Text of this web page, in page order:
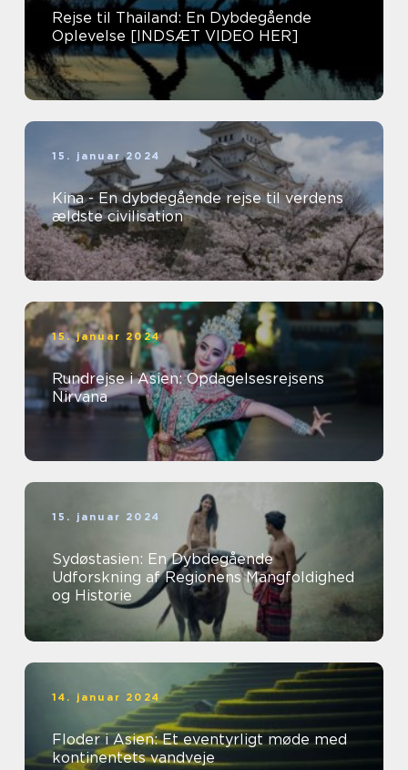
Rejse til Thailand: En Dybdegående
Oplevelse [INDSÆT VIDEO HER]
15. januar 2024
Kina - En dybdegående rejse til verdens
ældste civilisation
15. januar 2024
Rundrejse i Asien: Opdagelsesrejsens
Nirvana
15. januar 2024
Sydøstasien: En Dybdegående
Udforskning af Regionens Mangfoldighed
og Historie
14. januar 2024
Floder i Asien: Et eventyrligt møde med
kontinentets vandveje